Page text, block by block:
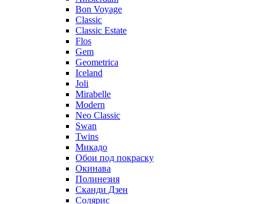
Bon Voyage
Classic
Classic Estate
Flos
Gem
Geometrica
Iceland
Joli
Mirabelle
Modern
Neo Classic
Swan
Twins
Микадо
Обои под покраску
Окинава
Полинезия
Сканди Дзен
Солярис